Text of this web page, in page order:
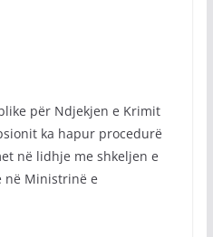
për Ndjekjen e Krimit
ka hapur procedurë
në lidhje me shkeljen e
Ministrinë e